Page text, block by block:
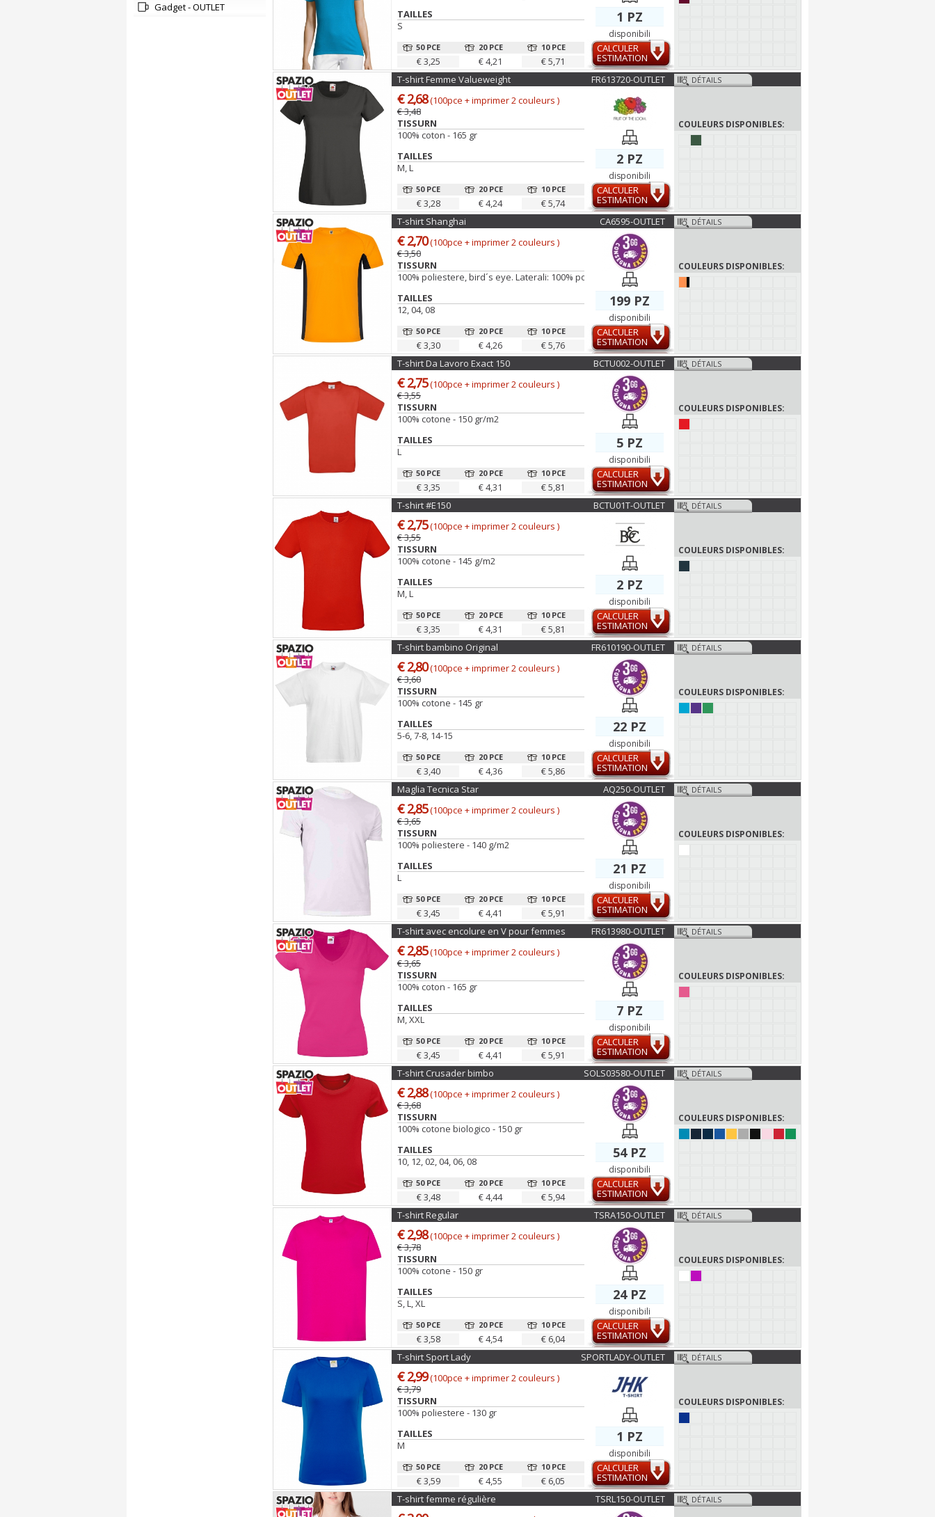
Gadget - OUTLET
TAILLES
S
50 PCE
€ 3,25
20 PCE
€ 4,21
10 PCE
€ 5,71
1 PZ
disponibili
CALCULER
ESTIMATION
T-shirt Femme Valueweight FR613720-OUTLET
€ 2,68(100pce + imprimer 2 couleurs )
€ 3,48
TISSURN
100% coton - 165 gr
TAILLES
M, L
50 PCE
€ 3,28
20 PCE
€ 4,24
10 PCE
€ 5,74
2 PZ
disponibili
CALCULER
ESTIMATION
DÉTAILS
COULEURS DISPONIBLES:
T-shirt Shanghai CA6595-OUTLET
€ 2,70(100pce + imprimer 2 couleurs )
€ 3,50
TISSURN
100% poliestere, bird´s eye. Laterali: 100% poliestere microforato, 140 g/m²
TAILLES
12, 04, 08
50 PCE
€ 3,30
20 PCE
€ 4,26
10 PCE
€ 5,76
199 PZ
disponibili
CALCULER
ESTIMATION
DÉTAILS
COULEURS DISPONIBLES:
T-shirt Da Lavoro Exact 150 BCTU002-OUTLET
€ 2,75(100pce + imprimer 2 couleurs )
€ 3,55
TISSURN
100% cotone - 150 gr/m2
TAILLES
L
50 PCE
€ 3,35
20 PCE
€ 4,31
10 PCE
€ 5,81
5 PZ
disponibili
CALCULER
ESTIMATION
DÉTAILS
COULEURS DISPONIBLES:
T-shirt #E150 BCTU01T-OUTLET
€ 2,75(100pce + imprimer 2 couleurs )
€ 3,55
TISSURN
100% cotone - 145 g/m2
TAILLES
M, L
50 PCE
€ 3,35
20 PCE
€ 4,31
10 PCE
€ 5,81
2 PZ
disponibili
CALCULER
ESTIMATION
DÉTAILS
COULEURS DISPONIBLES:
T-shirt bambino Original FR610190-OUTLET
€ 2,80(100pce + imprimer 2 couleurs )
€ 3,60
TISSURN
100% cotone - 145 gr
TAILLES
5-6, 7-8, 14-15
50 PCE
€ 3,40
20 PCE
€ 4,36
10 PCE
€ 5,86
22 PZ
disponibili
CALCULER
ESTIMATION
DÉTAILS
COULEURS DISPONIBLES:
Maglia Tecnica Star AQ250-OUTLET
€ 2,85(100pce + imprimer 2 couleurs )
€ 3,65
TISSURN
100% poliestere - 140 g/m2
TAILLES
L
50 PCE
€ 3,45
20 PCE
€ 4,41
10 PCE
€ 5,91
21 PZ
disponibili
CALCULER
ESTIMATION
DÉTAILS
COULEURS DISPONIBLES:
T-shirt avec encolure en V pour femmes FR613980-OUTLET
€ 2,85(100pce + imprimer 2 couleurs )
€ 3,65
TISSURN
100% coton - 165 gr
TAILLES
M, XXL
50 PCE
€ 3,45
20 PCE
€ 4,41
10 PCE
€ 5,91
7 PZ
disponibili
CALCULER
ESTIMATION
DÉTAILS
COULEURS DISPONIBLES:
T-shirt Crusader bimbo SOLS03580-OUTLET
€ 2,88(100pce + imprimer 2 couleurs )
€ 3,68
TISSURN
100% cotone biologico - 150 gr
TAILLES
10, 12, 02, 04, 06, 08
50 PCE
€ 3,48
20 PCE
€ 4,44
10 PCE
€ 5,94
54 PZ
disponibili
CALCULER
ESTIMATION
DÉTAILS
COULEURS DISPONIBLES:
T-shirt Regular TSRA150-OUTLET
€ 2,98(100pce + imprimer 2 couleurs )
€ 3,78
TISSURN
100% cotone - 150 gr
TAILLES
S, L, XL
50 PCE
€ 3,58
20 PCE
€ 4,54
10 PCE
€ 6,04
24 PZ
disponibili
CALCULER
ESTIMATION
DÉTAILS
COULEURS DISPONIBLES:
T-shirt Sport Lady SPORTLADY-OUTLET
€ 2,99(100pce + imprimer 2 couleurs )
€ 3,79
TISSURN
100% poliestere - 130 gr
TAILLES
M
50 PCE
€ 3,59
20 PCE
€ 4,55
10 PCE
€ 6,05
1 PZ
disponibili
CALCULER
ESTIMATION
DÉTAILS
COULEURS DISPONIBLES:
T-shirt femme régulière TSRL150-OUTLET DÉTAILS